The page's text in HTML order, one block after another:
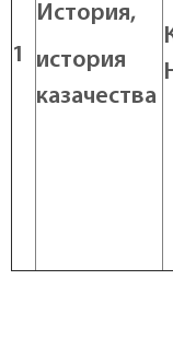
1
История,
история
казачества